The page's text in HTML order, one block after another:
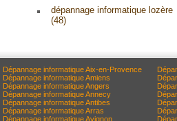
dépannage informatique lozère
(48)
Dépannage informatique Aix-en-Provence
Dépannage informatique Amiens
Dépannage informatique Angers
Dépannage informatique Annecy
Dépannage informatique Antibes
Dépannage informatique Arras
Dépannage informatique Avignon